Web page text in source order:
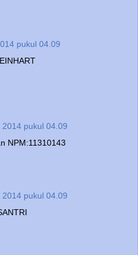
pukul 04.09
pukul 04.09
NPM:11310143
pukul 04.09